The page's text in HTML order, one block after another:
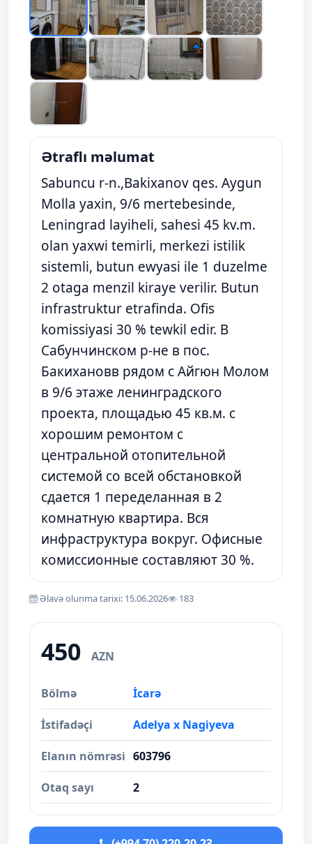
Ətraflı məlumat
Sabuncu r-n.,Bakixanov qes. Aygun
Molla yaxin, 9/6 mertebesinde,
Leningrad layiheli, sahesi 45 kv.m.
olan yaxwi temirli, merkezi istilik
sistemli, butun ewyasi ile 1 duzelme
2 otaga menzil kiraye verilir. Butun
infrastruktur etrafinda. Ofis
komissiyasi 30 % tewkil edir. В
Сабунчинском р-не в пос.
Бакихановв рядом с Айгюн Молом
в 9/6 этаже ленинградского
проекта, площадью 45 кв.м. с
хорошим ремонтом с
центральной отопительной
системой со всей обстановкой
сдается 1 переделанная в 2
комнатную квартира. Вся
инфраструктура вокруг. Офисные
комиссионные составляют 30 %.
Əlavə olunma tarixi: 15.06.2026 183
450 AZN
Bölmə İcarə
İstifadəçi Adelya x Nagiyeva
Elanın nömrəsi 603796
Otaq sayı 2